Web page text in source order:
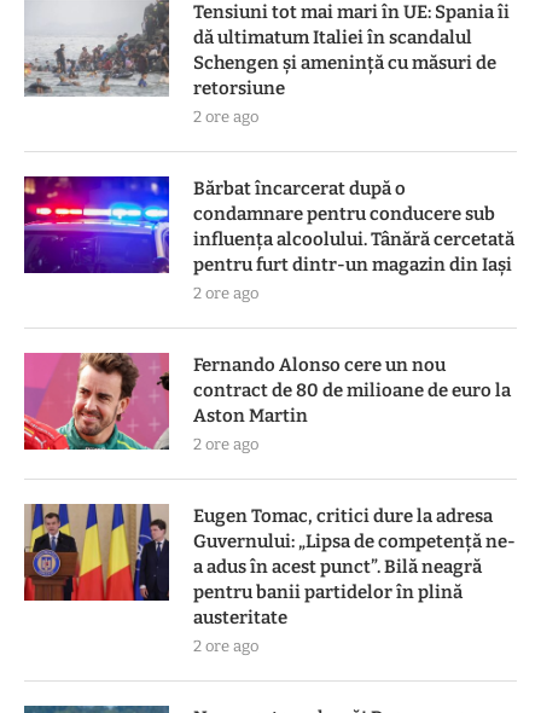
Tensiuni tot mai mari în UE: Spania îi
dă ultimatum Italiei în scandalul
Schengen și amenință cu măsuri de
retorsiune
2 ore ago
Bărbat încarcerat după o
condamnare pentru conducere sub
influența alcoolului. Tânără cercetată
pentru furt dintr-un magazin din Iași
2 ore ago
Fernando Alonso cere un nou
contract de 80 de milioane de euro la
Aston Martin
2 ore ago
Eugen Tomac, critici dure la adresa
Guvernului: „Lipsa de competență ne-
a adus în acest punct”. Bilă neagră
pentru banii partidelor în plină
austeritate
2 ore ago